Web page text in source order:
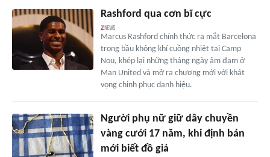
Rashford qua cơn bĩ cực
Marcus Rashford chính thức ra mắt Barcelona
trong bầu không khí cuồng nhiệt tại Camp
Nou, khép lại những tháng ngày ảm đạm ở
Man United và mở ra chương mới với khát
vọng chinh phục danh hiệu.
Người phụ nữ giữ dây chuyền
vàng cưới 17 năm, khi định bán
mới biết đồ giả